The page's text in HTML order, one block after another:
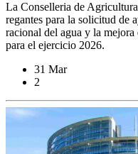
La Conselleria de
regantes para la solicitud de
racional del agua y la mejora
para el ejercicio 2026.
31 Mar
2